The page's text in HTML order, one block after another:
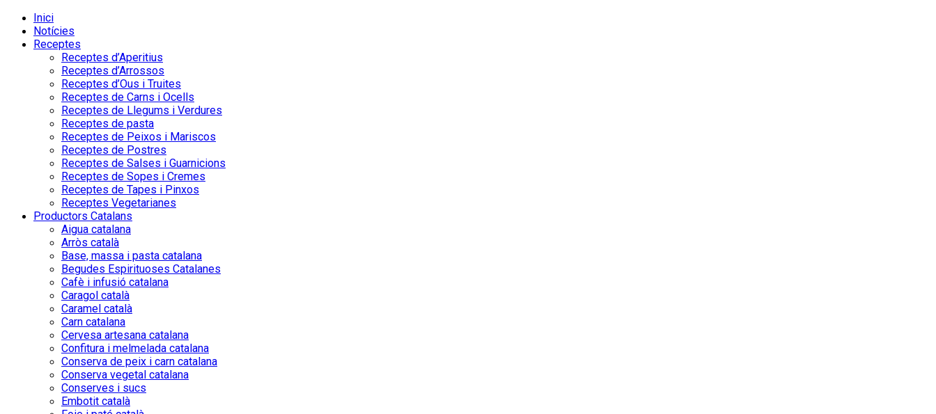
Inici
Notícies
Receptes
Receptes d’Aperitius
Receptes d’Arrossos
Receptes d’Ous i Truites
Receptes de Carns i Ocells
Receptes de Llegums i Verdures
Receptes de pasta
Receptes de Peixos i Mariscos
Receptes de Postres
Receptes de Salses i Guarnicions
Receptes de Sopes i Cremes
Receptes de Tapes i Pinxos
Receptes Vegetarianes
Productors Catalans
Aigua catalana
Arròs català
Base, massa i pasta catalana
Begudes Espirituoses Catalanes
Cafè i infusió catalana
Caragol català
Caramel català
Carn catalana
Cervesa artesana catalana
Confitura i melmelada catalana
Conserva de peix i carn catalana
Conserva vegetal catalana
Conserves i sucs
Embotit català